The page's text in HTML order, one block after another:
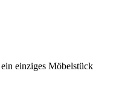
einziges Möbelstück